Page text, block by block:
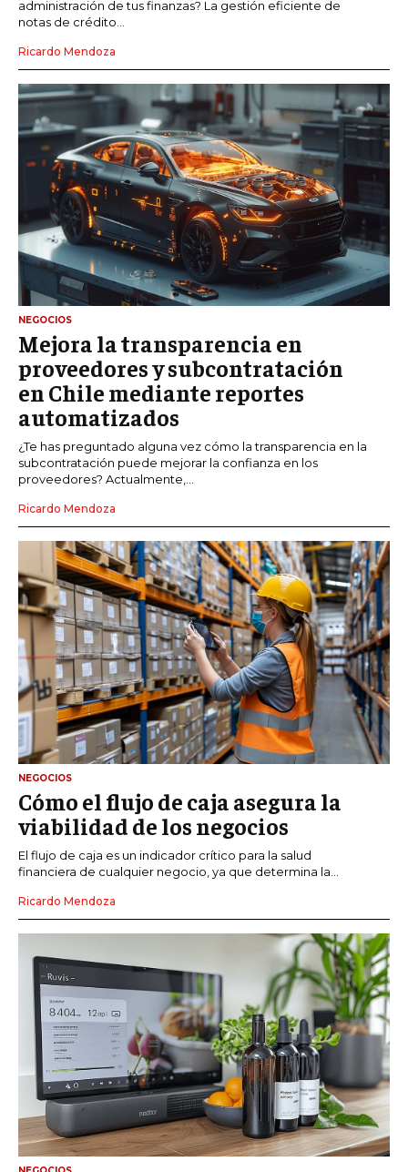
administración de tus finanzas? La gestión eficiente de
notas de crédito...
Ricardo Mendoza
NEGOCIOS
Mejora la transparencia en
proveedores y subcontratación
en Chile mediante reportes
automatizados
¿Te has preguntado alguna vez cómo la transparencia en la
subcontratación puede mejorar la confianza en los
proveedores? Actualmente,...
Ricardo Mendoza
NEGOCIOS
Cómo el flujo de caja asegura la
viabilidad de los negocios
El flujo de caja es un indicador crítico para la salud
financiera de cualquier negocio, ya que determina la...
Ricardo Mendoza